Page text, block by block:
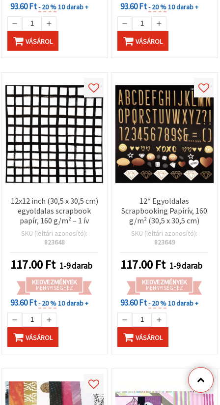
93.60 Ft- 20 %10 darab +
VÁSÁROL
93.60 Ft- 20 %10 darab +
VÁSÁROL
12x12 inch (30,5 x 30,5 cm)
egyoldalas scrapbook
papír, 160 g/m² – 1 ív
SKU (leltári azonosító):
823648
117.00 Ft 1-9 darab
KEDVEZMÉNYEK
MENNYISÉGHEZ
93.60 Ft- 20 %10 darab +
VÁSÁROL
12“ Egyoldalas
Scrapbooking Papírív, 160
g/m² (30,5 x 30,5 cm)
SKU (leltári azonosító):
823649
117.00 Ft 1-9 darab
KEDVEZMÉNYEK
MENNYISÉGHEZ
93.60 Ft- 20 %10 darab +
VÁSÁROL